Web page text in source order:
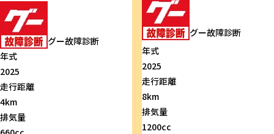
グー故障診断
年式
2025
走行距離
4km
排気量
グー故障診断
年式
2025
走行距離
8km
排気量
1200cc